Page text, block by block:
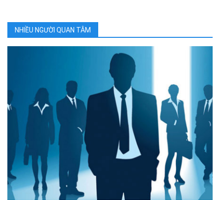
NHIỀU NGƯỜI QUAN TÂM